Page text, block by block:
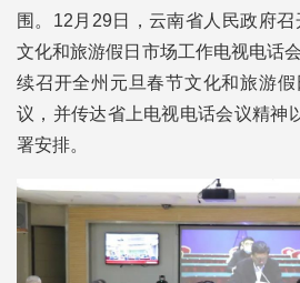
围。12月29日，云南省人民政府
文化和旅游假日市场工作电视电话
续召开全州元旦春节文化和旅游
议，并传达省上电视电话会议精神
署安排。